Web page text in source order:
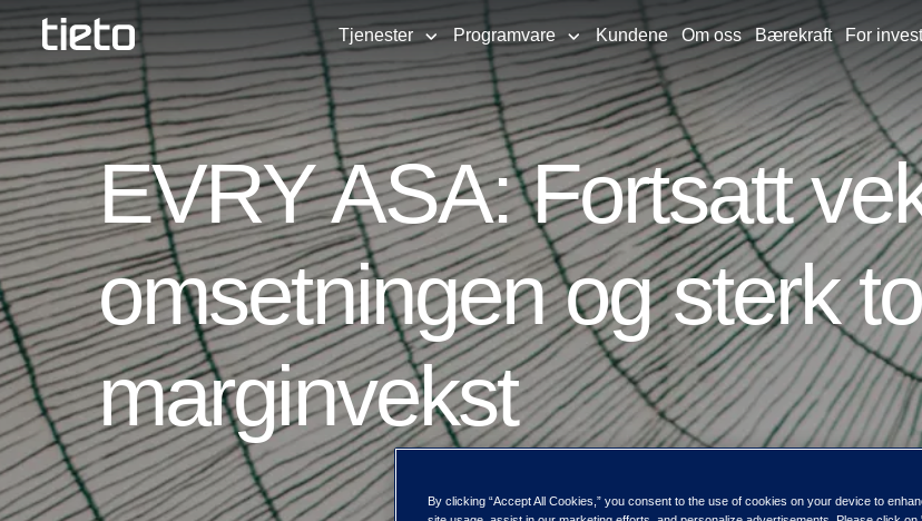
Tjenester Programvare Kundene Om oss Bærekraft For
EVRY ASA: Fortsatt
omsetningen og sterk
marginvekst
By clicking “Accept All Cookies,” you consent to the use of cookies on your device to